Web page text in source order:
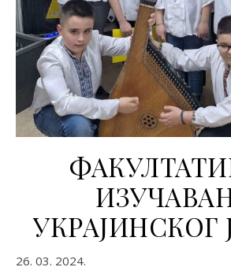
УКРАЈИНСКОГ
26. 03. 2024.